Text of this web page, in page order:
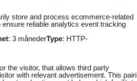
store and process ecommerce-related
ensure reliable analytics event tracking
: 3 månederType: HTTP-
the visitor, that allows third party
with relevant advertisement. This